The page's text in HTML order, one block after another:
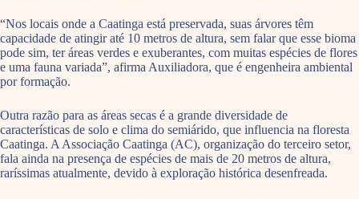
“Nos locais onde a Caatinga está preservada, suas árvores têm
capacidade de atingir até 10 metros de altura, sem falar que esse bioma
pode sim, ter áreas verdes e exuberantes, com muitas espécies de flores
e uma fauna variada”, afirma Auxiliadora, que é engenheira ambiental
por formação.
Outra razão para as áreas secas é a grande diversidade de
características de solo e clima do semiárido, que influencia na floresta
Caatinga. A Associação Caatinga (AC), organização do terceiro setor,
fala ainda na presença de espécies de mais de 20 metros de altura,
raríssimas atualmente, devido à exploração histórica desenfreada.